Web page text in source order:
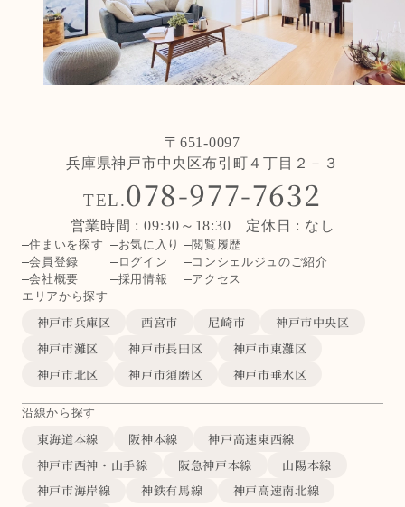
〒651-0097
兵庫県神戸市中央区布引町４丁目２－３
TEL.078-977-7632
営業時間 : 09:30～18:30 定休日 : なし
住まいを探す お気に入り
閲覧履歴
会員登録
ログイン
コンシェルジュのご紹介
会社概要
採用情報
アクセス
エリアから探す
神戸市兵庫区 西宮市 尼崎市
神戸市中央区
神戸市灘区
神戸市長田区
神戸市東灘区
神戸市北区
神戸市須磨区 神戸市垂水区
沿線から探す
東海道本線 阪神本線
神戸高速東西線
神戸市西神・山手線
阪急神戸本線
山陽本線
神戸市海岸線
神鉄有馬線
神戸高速南北線